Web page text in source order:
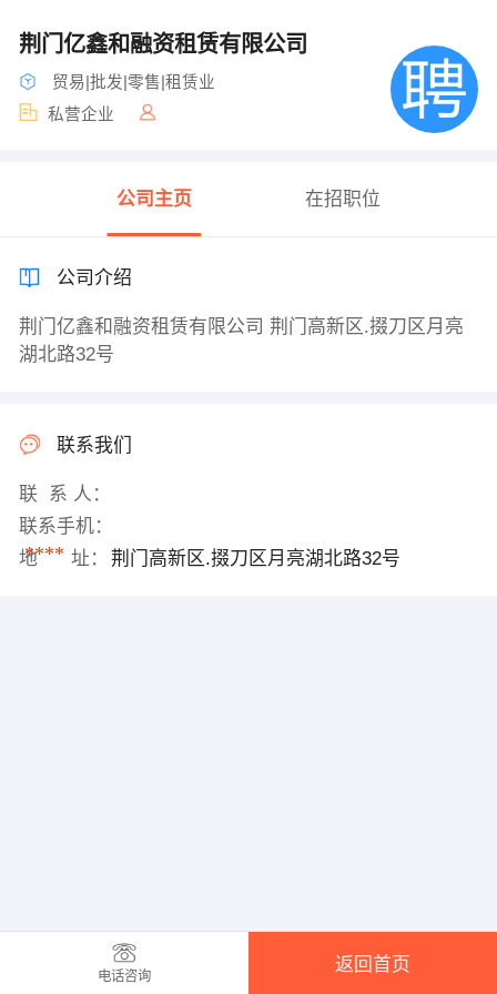
荆门亿鑫和融资租赁有限公司
贸易|批发|零售|租赁业
私营企业
公司主页 在招职位
公司介绍
荆门亿鑫和融资租赁有限公司 荆门高新区.掇刀区月亮
湖北路32号
联系我们
联 系 人：
联系手机：
****
地 址： 荆门高新区.掇刀区月亮湖北路32号
电话咨询
返回首页